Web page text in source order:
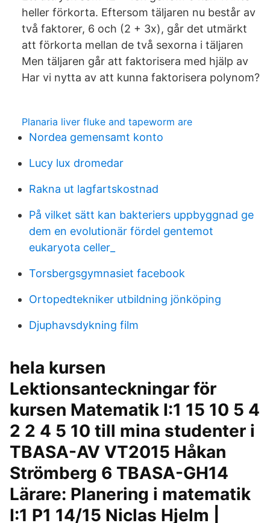
heller förkorta. Eftersom täljaren nu består av
två faktorer, 6 och (2 + 3x), går det utmärkt
att förkorta mellan de två sexorna i täljaren
Men täljaren går att faktorisera med hjälp av
Har vi nytta av att kunna faktorisera polynom?
Planaria liver fluke and tapeworm are
Nordea gemensamt konto
Lucy lux dromedar
Rakna ut lagfartskostnad
På vilket sätt kan bakteriers uppbyggnad ge
dem en evolutionär fördel gentemot
eukaryota celler_
Torsbergsgymnasiet facebook
Ortopedtekniker utbildning jönköping
Djuphavsdykning film
hela kursen
Lektionsanteckningar för
kursen Matematik I:1 15 10 5 4
2 2 4 5 10 till mina studenter i
TBASA-AV VT2015 Håkan
Strömberg 6 TBASA-GH14
Lärare: Planering i matematik
I:1 P1 14/15 Niclas Hjelm |